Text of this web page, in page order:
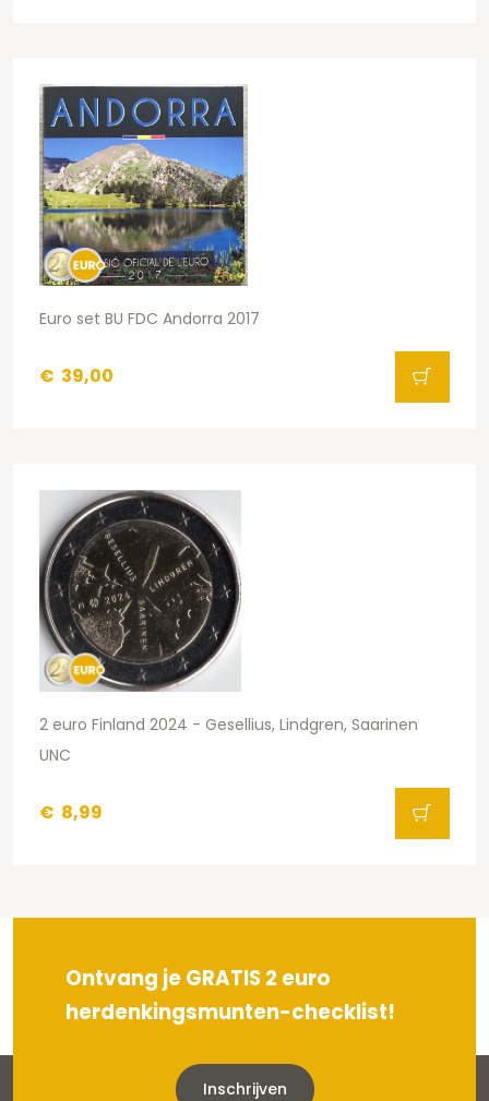
Euro set BU FDC Andorra 2017
€ 39,00
2 euro Finland 2024 - Gesellius, Lindgren, Saarinen
UNC
€ 8,99
Ontvang je GRATIS 2 euro
herdenkingsmunten-checklist!
Inschrijven